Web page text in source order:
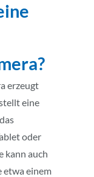
erzeugt
eine
oder
kann auch
etwa einem